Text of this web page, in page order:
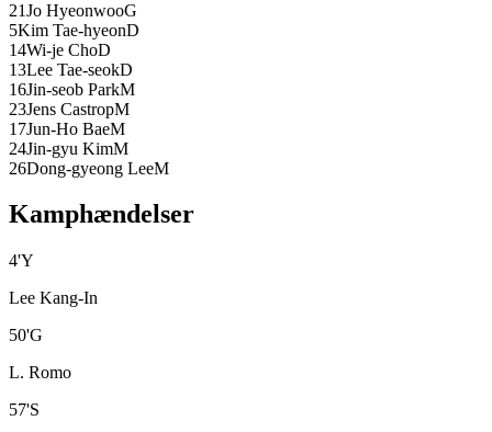
21Jo HyeonwooG
5Kim Tae-hyeonD
14Wi-je ChoD
13Lee Tae-seokD
16Jin-seob ParkM
23Jens CastropM
17Jun-Ho BaeM
24Jin-gyu KimM
26Dong-gyeong LeeM
Kamphændelser
4'Y
Lee Kang-In
50'G
L. Romo
57'S